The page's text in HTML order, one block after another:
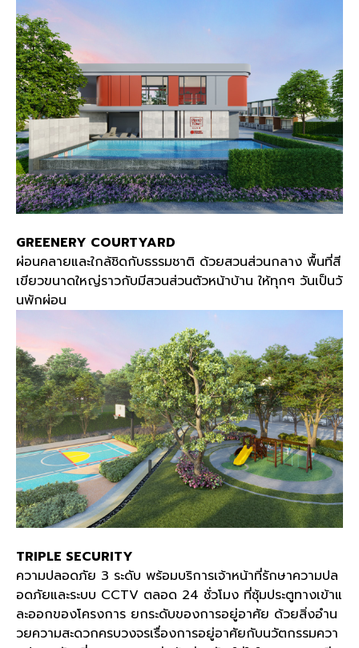
GREENERY COURTYARD
ผ่อนคลายและใกล้ชิดกับธรรมชาติ ด้วยสวนส่วนกลาง พื้นที่สี
เขียวขนาดใหญ่ราวกับมีสวนส่วนตัวหน้าบ้าน ให้ทุกๆ วันเป็นวั
นพักผ่อน
TRIPLE SECURITY
ความปลอดภัย 3 ระดับ พร้อมบริการเจ้าหน้าที่รักษาความปล
อดภัยและระบบ CCTV ตลอด 24 ชั่วโมง ที่ซุ้มประตูทางเข้าแ
ละออกของโครงการ ยกระดับของการอยู่อาศัย ด้วยสิ่งอำน
วยความสะดวกครบวงจรเรื่องการอยู่อาศัยกับนวัตกรรมควา